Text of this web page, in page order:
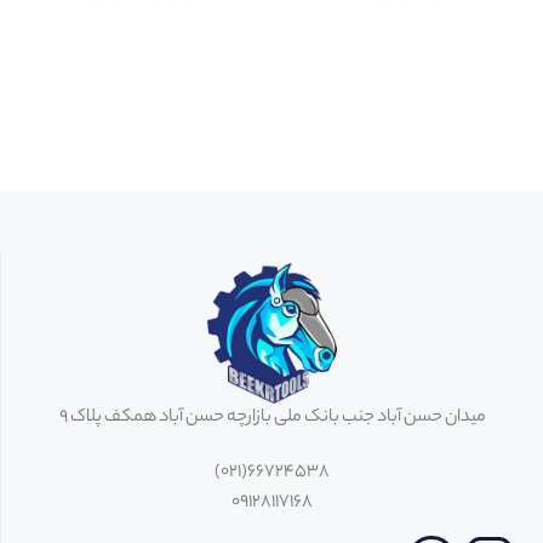
میدان حسن آباد جنب بانک ملی بازارچه حسن آباد همکف پلاک 9
66724538(021)
09128117168